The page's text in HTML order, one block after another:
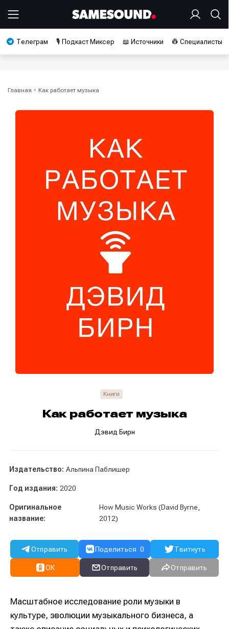
Телеграм 🎙️ Подкаст Миксер 📖 Источники 👷 Специалисты
Главная Как работает музыка
Книги
Как работает музыка
Дэвид Бирн
Издательство: Альпина Паблишер
Год издания: 2020
Оригинальное
название:
How Music Works (David Byrne,
2012)
Отправить Поделиться 0 Твитнуть
OK Отправить Отправить
Масштабное исследование роли музыки в
культуре, эволюции музыкального бизнеса, а